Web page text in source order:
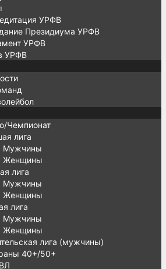
УРФВ
Президиума УРФВ
УРФВ
УРФВ
Чемпионат
лига
Мужчины
Женщины
лига
Мужчины
Женщины
лига
Мужчины
Женщины
лига (мужчины)
40+/50+